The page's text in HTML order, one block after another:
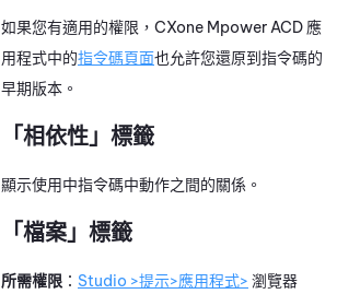
如果您有適用的權限， CXone Mpower ACD 應
用程式中的指令碼頁面也允許您還原到指令碼的
早期版本。
「相依性」標籤
顯示使用中指令碼中動作之間的關係。
「檔案」標籤
所需權限 ： Studio >提示>應用程式> 瀏覽器